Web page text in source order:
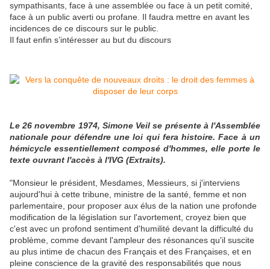
sympathisants, face à une assemblée ou face à un petit comité,
face à un public averti ou profane. Il faudra mettre en avant les
incidences de ce discours sur le public.
Il faut enfin s’intéresser au but du discours
Le 26 novembre 1974, Simone Veil se présente à l'Assemblée
nationale pour défendre une loi qui fera histoire. Face à un
hémicycle essentiellement composé d'hommes, elle porte le
texte ouvrant l'accès à l'IVG (Extraits).
"Monsieur le président, Mesdames, Messieurs, si j'interviens
aujourd'hui à cette tribune, ministre de la santé, femme et non
parlementaire, pour proposer aux élus de la nation une profonde
modification de la législation sur l'avortement, croyez bien que
c'est avec un profond sentiment d'humilité devant la difficulté du
problème, comme devant l'ampleur des résonances qu'il suscite
au plus intime de chacun des Français et des Françaises, et en
pleine conscience de la gravité des responsabilités que nous